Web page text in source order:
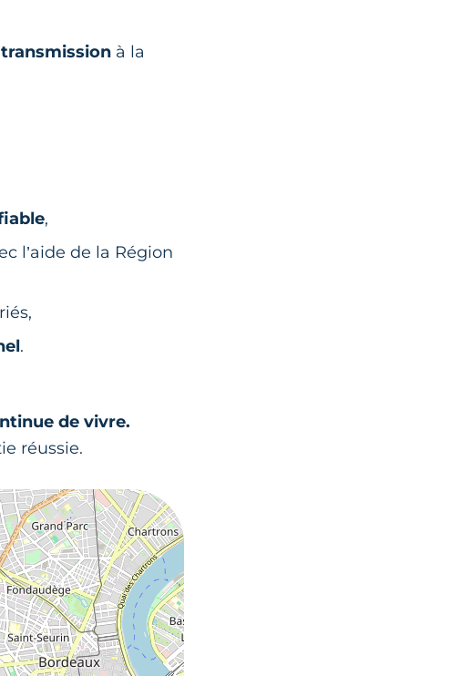
à la
,
l’aide de la Région
.
de vivre.
réussie.